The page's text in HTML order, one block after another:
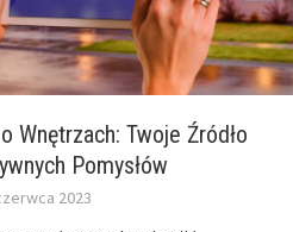
Wnętrzach: Twoje Źródło
Pomysłów
2023